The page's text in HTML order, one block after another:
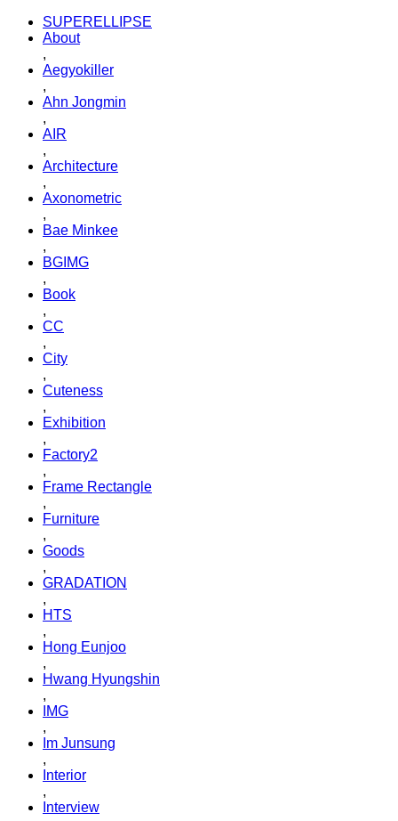
SUPERELLIPSE
About
,
Aegyokiller
,
Ahn Jongmin
,
AIR
,
Architecture
,
Axonometric
,
Bae Minkee
,
BGIMG
,
Book
,
CC
,
City
,
Cuteness
,
Exhibition
,
Factory2
,
Frame Rectangle
,
Furniture
,
Goods
,
GRADATION
,
HTS
,
Hong Eunjoo
,
Hwang Hyungshin
,
IMG
,
Im Junsung
,
Interior
,
Interview